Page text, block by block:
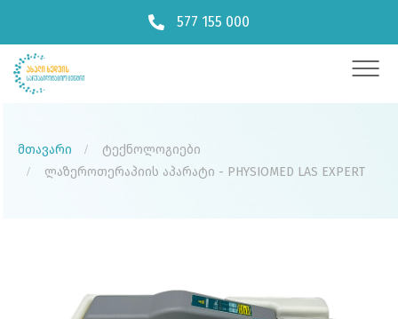
577 155 000
მთავარი
ტექნოლოგიები
ლაზეროთერაპიის აპარატი - PHYSIOMED LAS EXPERT